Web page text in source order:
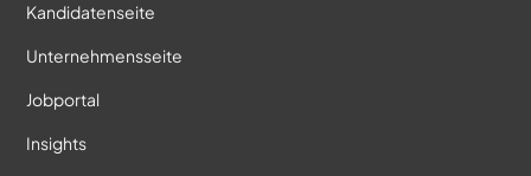
Kandidatenseite
Unternehmensseite
Jobportal
Insights